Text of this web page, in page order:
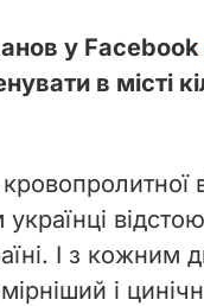
у Facebook
в місті
І з кожним
і